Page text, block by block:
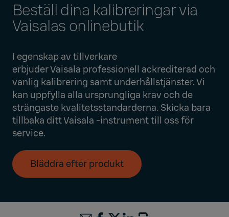
Beställ dina kalibreringar via
Vaisalas onlinebutik
I egenskap av tillverkare
erbjuder Vaisala professionell ackrediterad och
vanlig kalibrering samt underhållstjänster. Vi
kan uppfylla alla ursprungliga krav och de
strängaste kvalitetsstandarderna. Skicka bara
tillbaka ditt Vaisala -instrument till oss för
service.​
Bläddra efter produkt